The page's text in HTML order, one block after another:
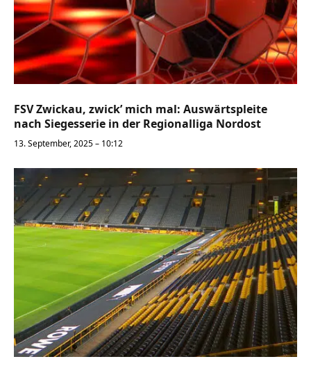
FSV Zwickau, zwick’ mich mal: Auswärtspleite
nach Siegesserie in der Regionalliga Nordost
13. September, 2025 – 10:12